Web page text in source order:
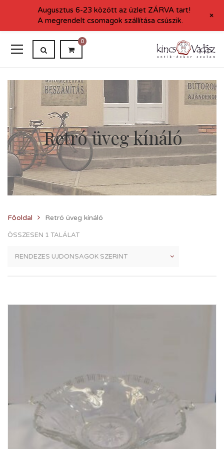
0
Retró üveg kínáló
Főoldal Retró üveg kínáló
ÖSSZESEN 1 TALÁLAT
Augusztus 6-23 között az üzlet ZÁRVA tart!
A megrendelt csomagok szállítása csúszik.
+